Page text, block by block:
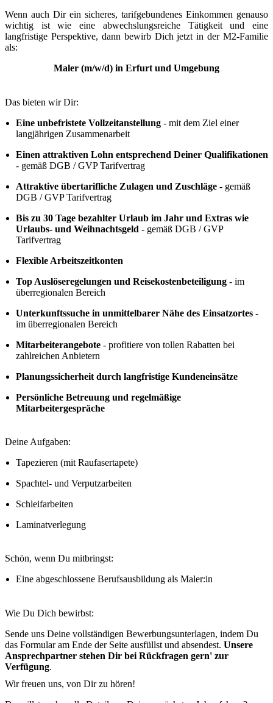
Wenn auch Dir ein sicheres, tarifgebundenes Einkommen genauso
wichtig ist wie eine abwechslungsreiche Tätigkeit und eine
langfristige Perspektive, dann bewirb Dich jetzt in der M2-Familie
als:
Maler (m/w/d) in Erfurt und Umgebung
Das bieten wir Dir:
Eine unbefristete Vollzeitanstellung - mit dem Ziel einer
langjährigen Zusammenarbeit
Einen attraktiven Lohn entsprechend Deiner Qualifikationen
- gemäß DGB / GVP Tarifvertrag
Attraktive übertarifliche Zulagen und Zuschläge - gemäß
DGB / GVP Tarifvertrag
Bis zu 30 Tage bezahlter Urlaub im Jahr und Extras wie
Urlaubs- und Weihnachtsgeld - gemäß DGB / GVP
Tarifvertrag
Flexible Arbeitszeitkonten
Top Auslöseregelungen und Reisekostenbeteiligung - im
überregionalen Bereich
Unterkunftssuche in unmittelbarer Nähe des Einsatzortes -
im überregionalen Bereich
Mitarbeiterangebote - profitiere von tollen Rabatten bei
zahlreichen Anbietern
Planungssicherheit durch langfristige Kundeneinsätze
Persönliche Betreuung und regelmäßige
Mitarbeitergespräche
Deine Aufgaben:
Tapezieren (mit Raufasertapete)
Spachtel- und Verputzarbeiten
Schleifarbeiten
Laminatverlegung
Schön, wenn Du mitbringst:
Eine abgeschlossene Berufsausbildung als Maler:in
Wie Du Dich bewirbst:
Sende uns Deine vollständigen Bewerbungsunterlagen, indem Du
das Formular am Ende der Seite ausfüllst und absendest. Unsere
Ansprechpartner stehen Dir bei Rückfragen gern' zur
Verfügung.
Wir freuen uns, von Dir zu hören!